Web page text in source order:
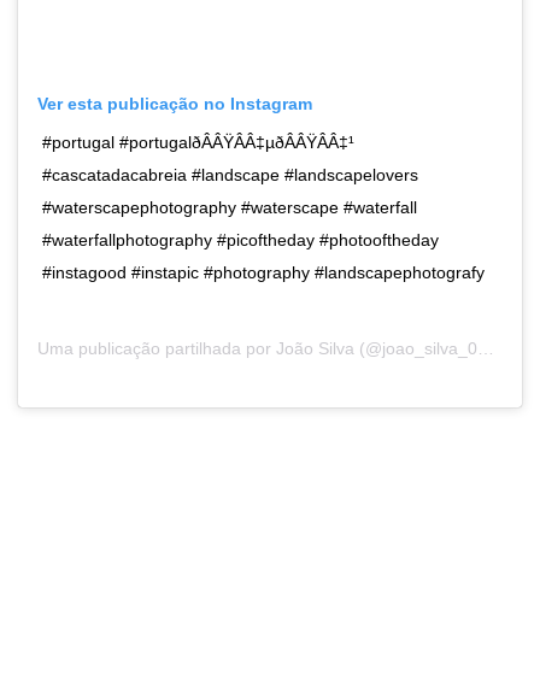
Ver esta publicação no Instagram
#portugal #portugalðÂÂŸÂÂ‡µðÂÂŸÂÂ‡¹
#cascatadacabreia #landscape #landscapelovers
#waterscapephotography #waterscape #waterfall
#waterfallphotography #picoftheday #photooftheday
#instagood #instapic #photography #landscapephotografy
Uma publicação partilhada por João Silva (@joao_silva_014) a23 de Abr, 2017 às 11:12 PDT